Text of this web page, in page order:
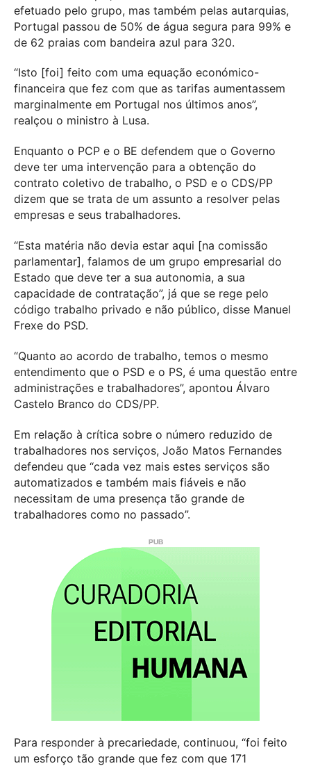
efetuado pelo grupo, mas também pelas autarquias,
Portugal passou de 50% de água segura para 99% e
de 62 praias com bandeira azul para 320.
“Isto [foi] feito com uma equação económico-
financeira que fez com que as tarifas aumentassem
marginalmente em Portugal nos últimos anos”,
realçou o ministro à Lusa.
Enquanto o PCP e o BE defendem que o Governo
deve ter uma intervenção para a obtenção do
contrato coletivo de trabalho, o PSD e o CDS/PP
dizem que se trata de um assunto a resolver pelas
empresas e seus trabalhadores.
“Esta matéria não devia estar aqui [na comissão
parlamentar], falamos de um grupo empresarial do
Estado que deve ter a sua autonomia, a sua
capacidade de contratação”, já que se rege pelo
código trabalho privado e não público, disse Manuel
Frexe do PSD.
“Quanto ao acordo de trabalho, temos o mesmo
entendimento que o PSD e o PS, é uma questão entre
administrações e trabalhadores”, apontou Álvaro
Castelo Branco do CDS/PP.
Em relação à crítica sobre o número reduzido de
trabalhadores nos serviços, João Matos Fernandes
defendeu que “cada vez mais estes serviços são
automatizados e também mais fiáveis e não
necessitam de uma presença tão grande de
trabalhadores como no passado”.
Para responder à precariedade, continuou, “foi feito
um esforço tão grande que fez com que 171